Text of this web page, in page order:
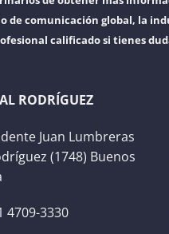
de comunicación global, la
calificado si tienes
RODRÍGUEZ
Juan Lumbreras
(1748) Buenos
4709-3330